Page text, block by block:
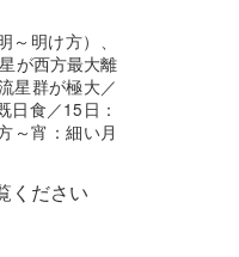
明け方）、
が西方最大離
星群が極大／
日食／15日：
～宵：細い月
ください